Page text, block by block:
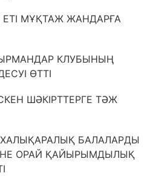
МҰҚТАЖ ЖАНДАРҒА
КЛУБЫНЫҢ
ӨТТІ
ШӘКІРТТЕРГЕ ТӘЖ
БАЛАЛАРДЫ
ОРАЙ ҚАЙЫРЫМДЫЛЫҚ